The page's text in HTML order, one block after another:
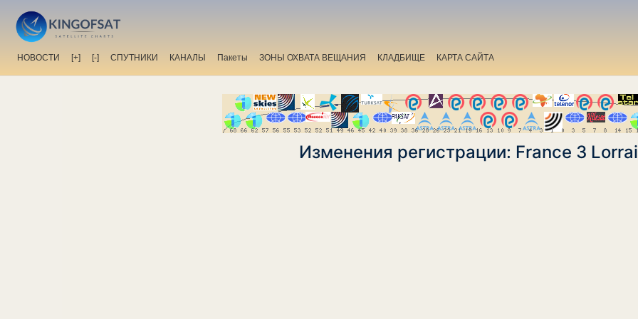
НОВОСТИ [+] [-] СПУТНИКИ КАНАЛЫ Пакеты ЗОНЫ ОХВАТА ВЕЩАНИЯ КЛАДБИЩЕ КАРТА САЙТА
Изменения регистрации: France 3